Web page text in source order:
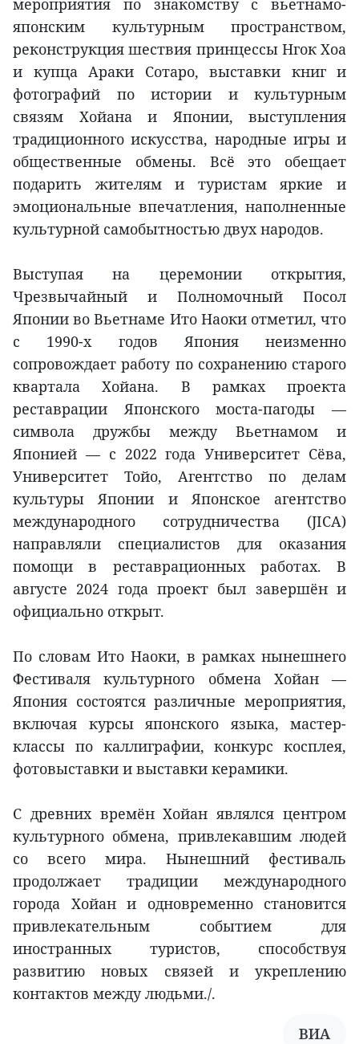
японским культурным пространством,
реконструкция шествия принцессы Нгок Хоа
и купца Араки Сотаро, выставки книг и
фотографий по истории и культурным
связям Хойана и Японии, выступления
традиционного искусства, народные игры и
общественные обмены. Всё это обещает
подарить жителям и туристам яркие и
эмоциональные впечатления, наполненные
культурной самобытностью двух народов.
Выступая на церемонии открытия,
Чрезвычайный и Полномочный Посол
Японии во Вьетнаме Ито Наоки отметил, что
с 1990-х годов Япония неизменно
сопровождает работу по сохранению старого
квартала Хойана. В рамках проекта
реставрации Японского моста-пагоды —
символа дружбы между Вьетнамом и
Японией — с 2022 года Университет Сёва,
Университет Тойо, Агентство по делам
культуры Японии и Японское агентство
международного сотрудничества (JICA)
направляли специалистов для оказания
помощи в реставрационных работах. В
августе 2024 года проект был завершён и
официально открыт.
По словам Ито Наоки, в рамках нынешнего
Фестиваля культурного обмена Хойан —
Япония состоятся различные мероприятия,
включая курсы японского языка, мастер-
классы по каллиграфии, конкурс косплея,
фотовыставки и выставки керамики.
С древних времён Хойан являлся центром
культурного обмена, привлекавшим людей
со всего мира. Нынешний фестиваль
продолжает традиции международного
города Хойан и одновременно становится
привлекательным событием для
иностранных туристов, способствуя
развитию новых связей и укреплению
контактов между людьми./.
ВИА